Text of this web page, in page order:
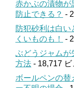
赤かぶの漬物が
防止できる？ -
防犯砂利は白
くいものも！
-
ぶどうジャムが
方法 - 18,717 ビ
ボールペンの替